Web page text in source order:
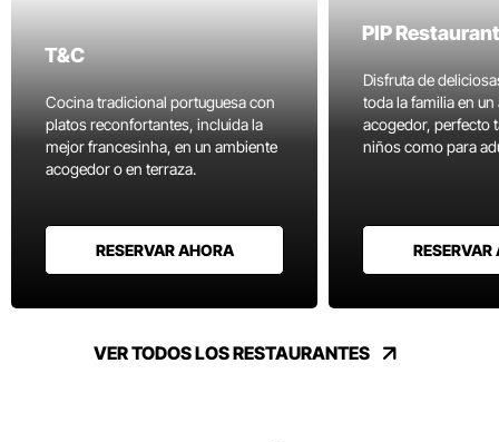
T&C
Cocina tradicional portuguesa con
platos reconfortantes, incluida la
mejor francesinha, en un ambiente
acogedor o en terraza.
RESERVAR AHORA
PIP Restaurant
Disfruta de
toda la familia en
acogedor, perfecto
niños como para
RESERVAR
VER TODOS LOS RESTAURANTES